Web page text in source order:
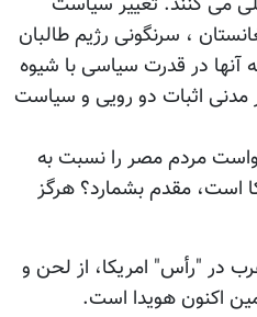
، سرنگونی رژیم طالبان
آنها در قدرت سیاسی با شیوه
مدنی اثبات دو رویی و سیاست
مردم مصر را نسبت به
است، مقدم بشمارد؟ هرگز
در "رأس" امریکا، از لحن و
اکنون هویدا است.